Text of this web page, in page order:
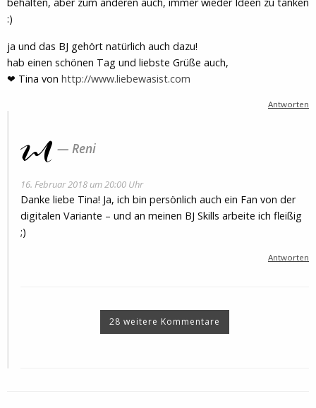
:)
ja und das BJ gehört natürlich auch dazu!
hab einen schönen Tag und liebste Grüße auch,
❤ Tina von http://www.liebewasist.com
Antworten
Reni
16. Februar 2018 um 20:00 Uhr
Danke liebe Tina! Ja, ich bin persönlich auch ein Fan von der
digitalen Variante – und an meinen BJ Skills arbeite ich fleißig
;)
Antworten
28 weitere Kommentare